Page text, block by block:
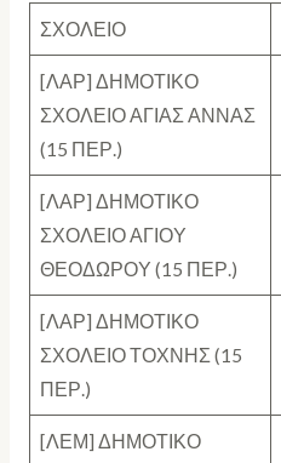
ΣΧΟΛΕΙΟ
[ΛΑΡ] ΔΗΜΟΤΙΚΟ
ΣΧΟΛΕΙΟ ΑΓΙΑΣ ΑΝΝΑΣ
(15 ΠΕΡ.)
[ΛΑΡ] ΔΗΜΟΤΙΚΟ
ΣΧΟΛΕΙΟ ΑΓΙΟΥ
ΘΕΟΔΩΡΟΥ (15 ΠΕΡ.)
[ΛΑΡ] ΔΗΜΟΤΙΚΟ
ΣΧΟΛΕΙΟ ΤΟΧΝΗΣ (15
ΠΕΡ.)
[ΛΕΜ] ΔΗΜΟΤΙΚΟ